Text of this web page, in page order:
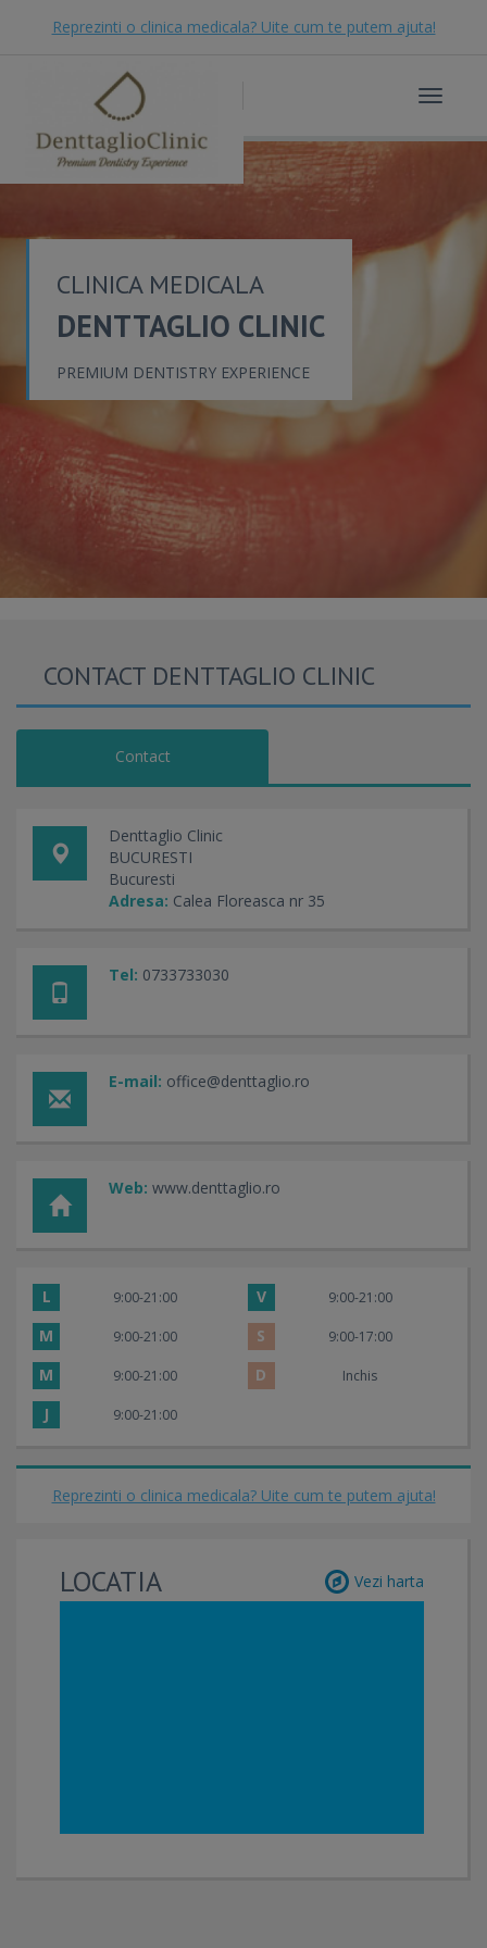
Reprezinti o clinica medicala? Uite cum te putem ajuta!
Toggle
CLINICA MEDICALA
DENTTAGLIO CLINIC
PREMIUM DENTISTRY EXPERIENCE
CONTACT DENTTAGLIO CLINIC
Contact
Denttaglio Clinic
BUCURESTI
Bucuresti
Adresa: Calea Floreasca nr 35
Tel: 0733733030
E-mail: office@denttaglio.ro
Web: www.denttaglio.ro
L 9:00-21:00 V 9:00-21:00
M 9:00-21:00 S 9:00-17:00
M 9:00-21:00 D Inchis
J 9:00-21:00
Reprezinti o clinica medicala? Uite cum te putem ajuta!
LOCATIA Vezi harta